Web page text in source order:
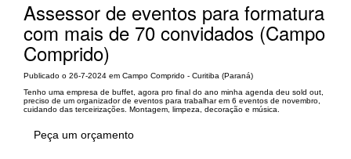
Assessor de eventos para formatura
com mais de 70 convidados (Campo
Comprido)
Publicado o 26-7-2024 em Campo Comprido - Curitiba (Paraná)
Tenho uma empresa de buffet, agora pro final do ano minha agenda deu sold out,
preciso de um organizador de eventos para trabalhar em 6 eventos de novembro,
cuidando das terceirizações. Montagem, limpeza, decoração e música.
Peça um orçamento